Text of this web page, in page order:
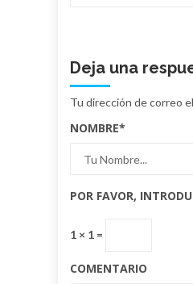
Deja una
Tu dirección de correo
NOMBRE*
POR FAVOR,
1 × 1 =
COMENTARIO